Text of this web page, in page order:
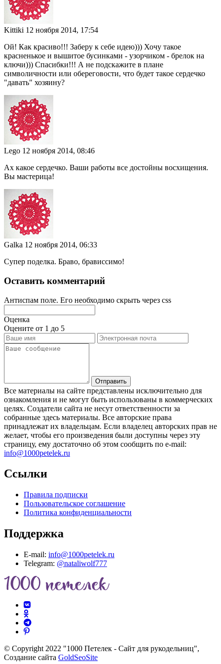
Kittiki 12 ноября 2014, 17:54
Ой! Как красиво!!! Заберу к себе идею))) Хочу такое
красненькое и вышитое бусинками - узорчиком - брелок на
ключи))) Спасибки!!! А не подскажите в плане
символичности или обереговости, что будет такое сердечко
"давать" хозяину?
Lego 12 ноября 2014, 08:46
Ах какое сердечко. Ваши работы все достойны восхищения.
Вы мастерица!
Galka 12 ноября 2014, 06:33
Супер поделка. Браво, брависсимо!
Оставить комментарий
Антиспам поле. Его необходимо скрыть через css
Оценка
Оцените от 1 до 5
Все материалы на сайте представлены исключительно для
ознакомления и не могут быть использованы в коммерческих
целях. Создатели сайта не несут ответственности за
собранные здесь материалы. Все авторские права
принадлежат их владельцам. Если владелец авторских прав не
желает, чтобы его произведения были доступны через эту
страницу, ему достаточно об этом сообщить по e-mail:
info@1000petelek.ru
Ссылки
Правила подписки
Пользовательское соглашение
Политика конфиденциальности
Поддержка
E-mail: info@1000petelek.ru
Telegram: @nataliwolf777
© Copyright 2022 "1000 Петелек - Сайт для рукодельниц",
Создание сайта GoldSeoSite